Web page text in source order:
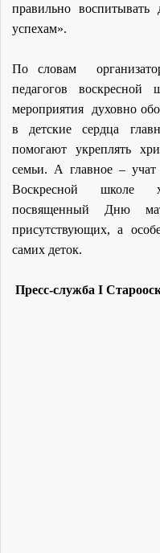
правильно воспитывать
успехам».
По словам
педагогов воскресной
мероприятия духовно
в детские сердца
помогают укреплять
семьи. А главное –
Воскресной школе
посвященный Дню
присутствующих, а
самих деток.
Пресс-служба I